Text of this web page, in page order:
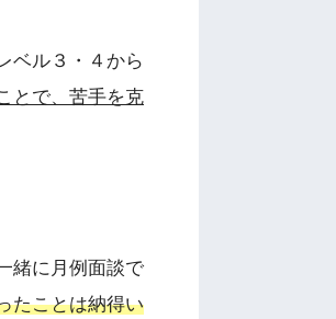
ベル３・４から
とで、苦手を克
緒に月例面談で
たことは納得い